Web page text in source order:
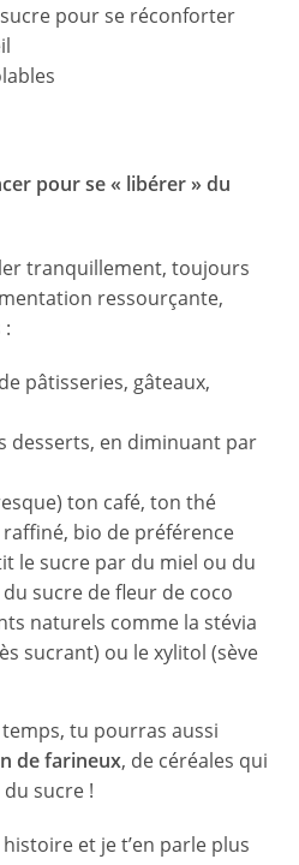
pour se réconforter
pour se « libérer » du
tranquillement, toujours
ressourçante,
pâtisseries, gâteaux,
desserts, en diminuant par
ton café, ton thé
bio de préférence
le sucre par du miel ou du
sucre de fleur de coco
naturels comme la stévia
sucrant) ou le xylitol (sève
tu pourras aussi
de farineux, de céréales qui
sucre !
et je t’en parle plus